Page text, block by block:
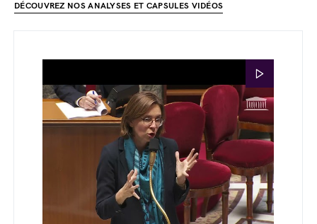
DÉCOUVREZ NOS ANALYSES ET CAPSULES VIDÉOS